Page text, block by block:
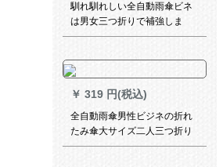
馴れ馴れしい全自動雨傘ビネ
は男女三つ折りで補強しま
す。10本の傘をワンタッチで
￥ 319 円(税込)
全自動雨傘男性ビジネの折れ
たみ傘大サイズ二人三つ折り
大人男女が晴雨兼用傘黒ゴム